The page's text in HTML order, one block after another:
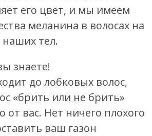
его цвет, и мы имеем
меланина в волосах на
наших тел.
знаете!
до лобковых волос,
«брить или не брить»
от вас. Нет ничего плохого
ваш газон